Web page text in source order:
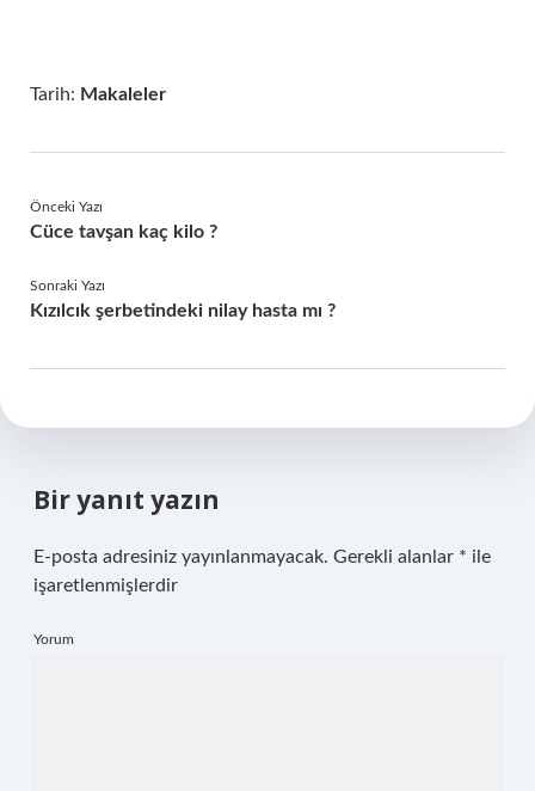
Tarih: Makaleler
Önceki Yazı
Cüce tavşan kaç kilo ?
Sonraki Yazı
Kızılcık şerbetindeki nilay hasta mı ?
Bir yanıt yazın
E-posta adresiniz yayınlanmayacak. Gerekli alanlar * ile
işaretlenmişlerdir
Yorum